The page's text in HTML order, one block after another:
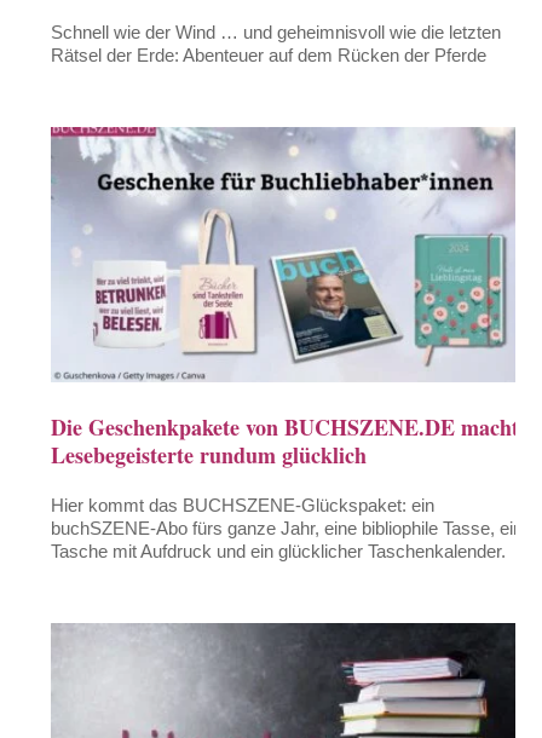
Schnell wie der Wind … und geheimnisvoll wie die letzten
Rätsel der Erde: Abenteuer auf dem Rücken der Pferde
Die Geschenkpakete von BUCHSZENE.DE macht
Lesebegeisterte rundum glücklich
Hier kommt das BUCHSZENE-Glückspaket: ein
buchSZENE-Abo fürs ganze Jahr, eine bibliophile Tasse, eine
Tasche mit Aufdruck und ein glücklicher Taschenkalender.